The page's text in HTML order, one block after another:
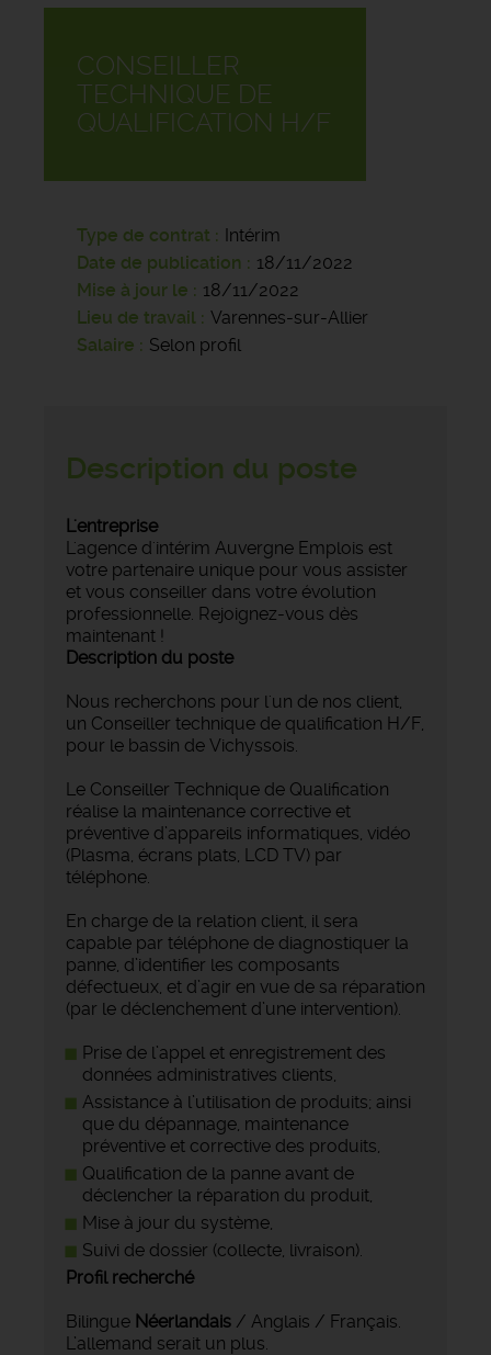
CONSEILLER
TECHNIQUE DE
QUALIFICATION H/F
Type de contrat
Intérim
Date de publication
18/11/2022
Mise à jour le
18/11/2022
Lieu de travail
Varennes-sur-Allier
Salaire
Selon profil
Description du poste
L'entreprise
L'agence d'intérim Auvergne Emplois est
votre partenaire unique pour vous assister
et vous conseiller dans votre évolution
professionnelle. Rejoignez-vous dès
maintenant !
Description du poste
Nous recherchons pour l'un de nos client,
un Conseiller technique de qualification H/F,
pour le bassin de Vichyssois.
Le Conseiller Technique de Qualification
réalise la maintenance corrective et
préventive d’appareils informatiques, vidéo
(Plasma, écrans plats, LCD TV) par
téléphone.
En charge de la relation client, il sera
capable par téléphone de diagnostiquer la
panne, d’identifier les composants
défectueux, et d’agir en vue de sa réparation
(par le déclenchement d’une intervention).
Prise de l’appel et enregistrement des
données administratives clients,
Assistance à l’utilisation de produits; ainsi
que du dépannage, maintenance
préventive et corrective des produits,
Qualification de la panne avant de
déclencher la réparation du produit,
Mise à jour du système,
Suivi de dossier (collecte, livraison).
Profil recherché
Bilingue Néerlandais / Anglais / Français.
L’allemand serait un plus.